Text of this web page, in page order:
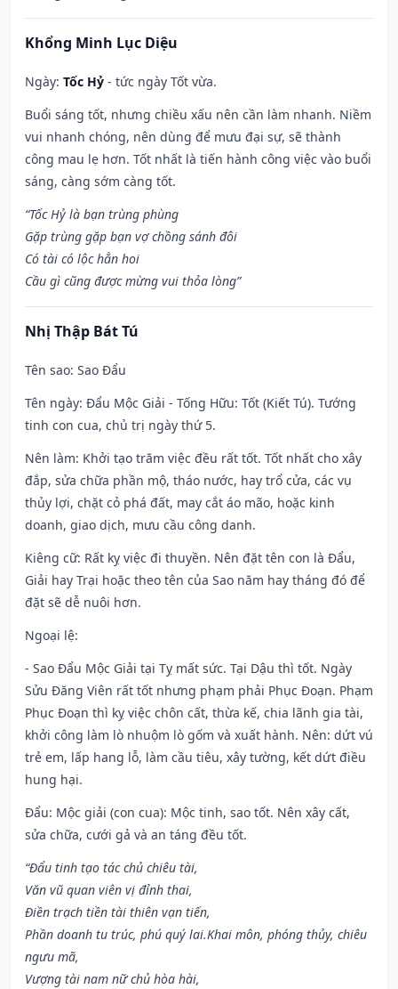
Khổng Minh Lục Diệu
Ngày: Tốc Hỷ - tức ngày Tốt vừa.
Buổi sáng tốt, nhưng chiều xấu nên cần làm nhanh. Niềm
vui nhanh chóng, nên dùng để mưu đại sự, sẽ thành
công mau lẹ hơn. Tốt nhất là tiến hành công việc vào buổi
sáng, càng sớm càng tốt.
“Tốc Hỷ là bạn trùng phùng
Gặp trùng gặp bạn vợ chồng sánh đôi
Có tài có lộc hẳn hoi
Cầu gì cũng được mừng vui thỏa lòng”
Nhị Thập Bát Tú
Tên sao: Sao Đẩu
Tên ngày: Đẩu Mộc Giải - Tống Hữu: Tốt (Kiết Tú). Tướng
tinh con cua, chủ trị ngày thứ 5.
Nên làm: Khởi tạo trăm việc đều rất tốt. Tốt nhất cho xây
đắp, sửa chữa phần mộ, tháo nước, hay trổ cửa, các vụ
thủy lợi, chặt cỏ phá đất, may cắt áo mão, hoặc kinh
doanh, giao dịch, mưu cầu công danh.
Kiêng cữ: Rất kỵ việc đi thuyền. Nên đặt tên con là Đẩu,
Giải hay Trại hoặc theo tên của Sao năm hay tháng đó để
đặt sẽ dễ nuôi hơn.
Ngoại lệ:
- Sao Đẩu Mộc Giải tại Tỵ mất sức. Tại Dậu thì tốt. Ngày
Sửu Đăng Viên rất tốt nhưng phạm phải Phục Đoạn. Phạm
Phục Đoạn thì kỵ việc chôn cất, thừa kế, chia lãnh gia tài,
khởi công làm lò nhuộm lò gốm và xuất hành. Nên: dứt vú
trẻ em, lấp hang lỗ, làm cầu tiêu, xây tường, kết dứt điều
hung hại.
Đẩu: Mộc giải (con cua): Mộc tinh, sao tốt. Nên xây cất,
sửa chữa, cưới gả và an táng đều tốt.
“Đẩu tinh tạo tác chủ chiêu tài,
Văn vũ quan viên vị đỉnh thai,
Điền trạch tiền tài thiên vạn tiến,
Phần doanh tu trúc, phú quý lai.Khai môn, phóng thủy, chiêu
ngưu mã,
Vượng tài nam nữ chủ hòa hài,